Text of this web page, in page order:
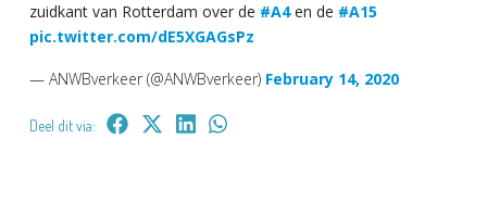
zuidkant van Rotterdam over de #A4en de #A15
pic.twitter.com/dE5XGAGsPz
— ANWBverkeer (@ANWBverkeer) February 14, 2020
Deel dit via: